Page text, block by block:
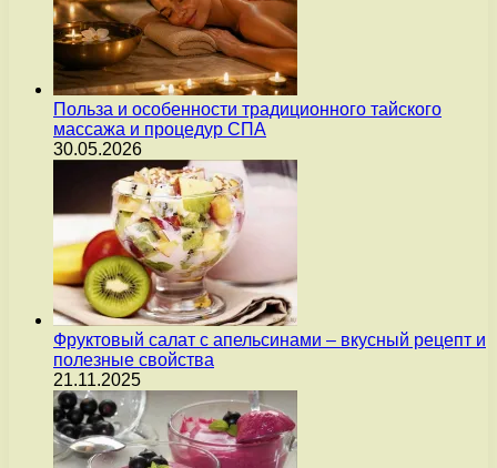
Польза и особенности традиционного тайского
массажа и процедур СПА
30.05.2026
Фруктовый салат с апельсинами – вкусный рецепт и
полезные свойства
21.11.2025